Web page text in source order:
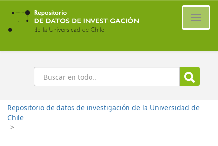
Ir
contenido
principal
Buscar
Repositorio de datos de investigación de la Universidad de
Chile
>